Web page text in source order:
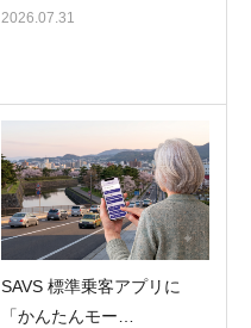
2026.07.31
SAVS 標準乗客アプリに
「かんたんモー…